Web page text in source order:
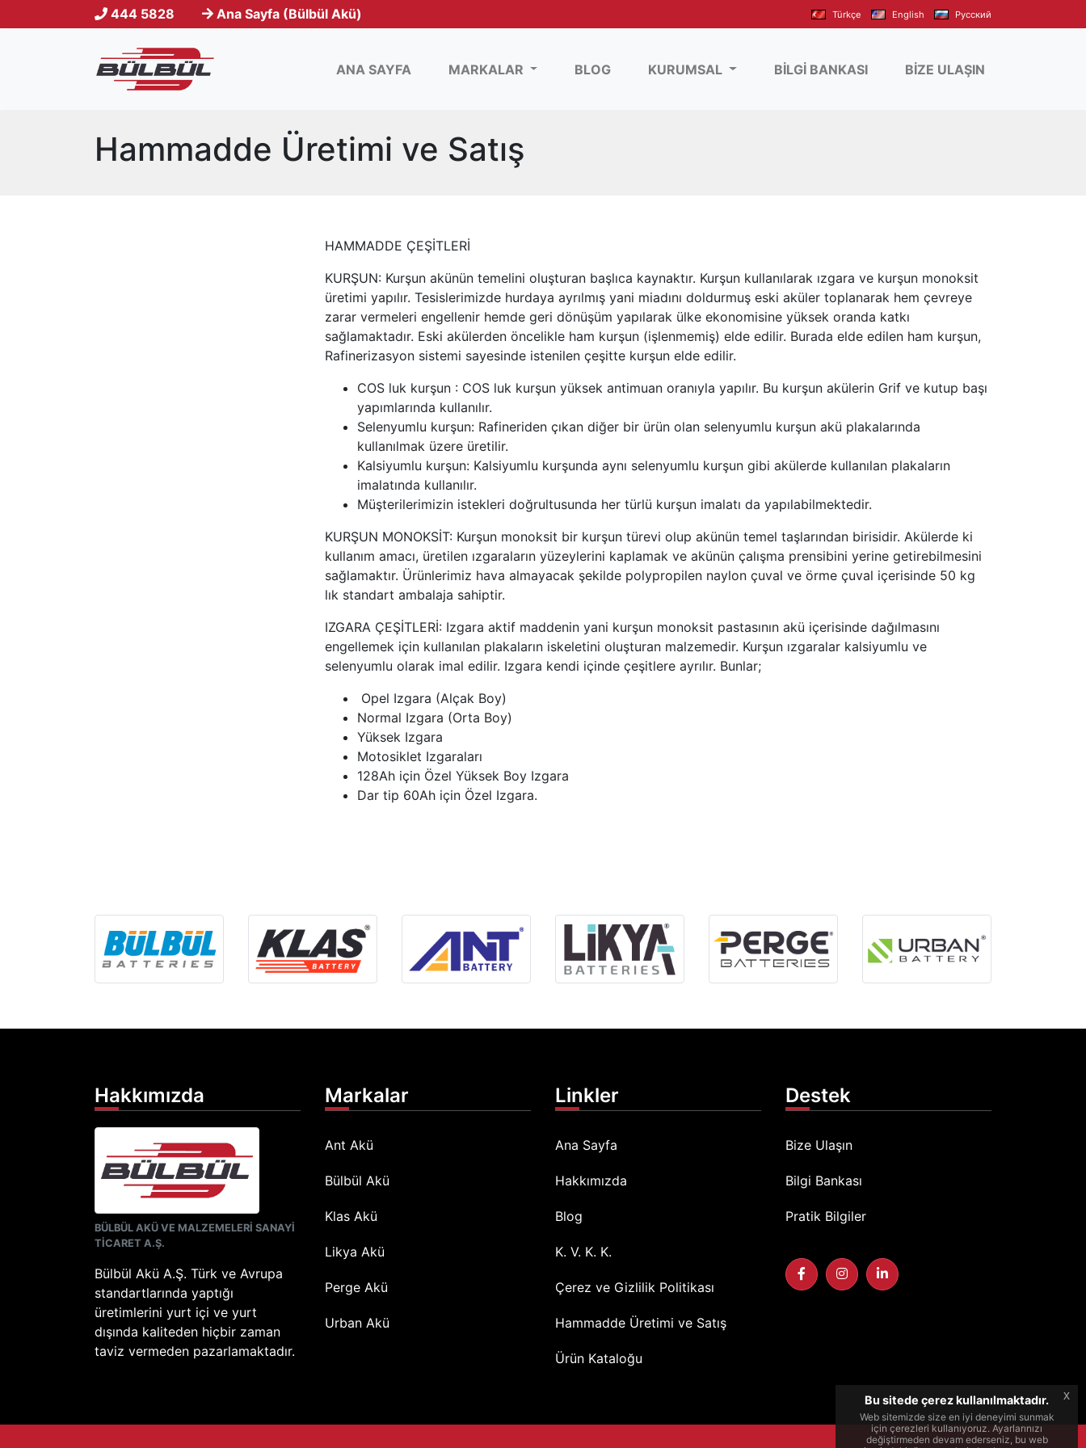
444 5828 Ana Sayfa (Bülbül Akü) Türkçe English Pусский
ANA SAYFA(current)MARKALAR BLOG KURUMSAL BİLGİ BANKASI BİZE ULAŞIN
Hammadde Üretimi ve Satış
HAMMADDE ÇEŞİTLERİ
KURŞUN: Kurşun akünün temelini oluşturan başlıca kaynaktır. Kurşun kullanılarak ızgara ve kurşun monoksit
üretimi yapılır. Tesislerimizde hurdaya ayrılmış yani miadını doldurmuş eski aküler toplanarak hem çevreye
zarar vermeleri engellenir hemde geri dönüşüm yapılarak ülke ekonomisine yüksek oranda katkı
sağlamaktadır. Eski akülerden öncelikle ham kurşun (işlenmemiş) elde edilir. Burada elde edilen ham kurşun,
Rafinerizasyon sistemi sayesinde istenilen çeşitte kurşun elde edilir.
COS luk kurşun : COS luk kurşun yüksek antimuan oranıyla yapılır. Bu kurşun akülerin Grif ve kutup başı
yapımlarında kullanılır.
Selenyumlu kurşun: Rafineriden çıkan diğer bir ürün olan selenyumlu kurşun akü plakalarında
kullanılmak üzere üretilir.
Kalsiyumlu kurşun: Kalsiyumlu kurşunda aynı selenyumlu kurşun gibi akülerde kullanılan plakaların
imalatında kullanılır.
Müşterilerimizin istekleri doğrultusunda her türlü kurşun imalatı da yapılabilmektedir.
KURŞUN MONOKSİT: Kurşun monoksit bir kurşun türevi olup akünün temel taşlarından birisidir. Akülerde ki
kullanım amacı, üretilen ızgaraların yüzeylerini kaplamak ve akünün çalışma prensibini yerine getirebilmesini
sağlamaktır. Ürünlerimiz hava almayacak şekilde polypropilen naylon çuval ve örme çuval içerisinde 50 kg
lık standart ambalaja sahiptir.
IZGARA ÇEŞİTLERİ: Izgara aktif maddenin yani kurşun monoksit pastasının akü içerisinde dağılmasını
engellemek için kullanılan plakaların iskeletini oluşturan malzemedir. Kurşun ızgaralar kalsiyumlu ve
selenyumlu olarak imal edilir. Izgara kendi içinde çeşitlere ayrılır. Bunlar;
Opel Izgara (Alçak Boy)
Normal Izgara (Orta Boy)
Yüksek Izgara
Motosiklet Izgaraları
128Ah için Özel Yüksek Boy Izgara
Dar tip 60Ah için Özel Izgara.
Hakkımızda
BÜLBÜL AKÜ VE MALZEMELERİ SANAYİ
TİCARET A.Ş.
Bülbül Akü A.Ş. Türk ve Avrupa
standartlarında yaptığı
üretimlerini yurt içi ve yurt
dışında kaliteden hiçbir zaman
taviz vermeden pazarlamaktadır.
Markalar
Ant Akü
Bülbül Akü
Klas Akü
Likya Akü
Perge Akü
Urban Akü
Linkler
Ana Sayfa
Hakkımızda
Blog
K. V. K. K.
Çerez ve Gizlilik Politikası
Hammadde Üretimi ve Satış
Ürün Kataloğu
Destek
Bize Ulaşın
Bilgi Bankası
Pratik Bilgiler
Bu sitede çerez kullanılmaktadır.
Web sitemizde size en iyi deneyimi sunmak
için çerezleri kullanıyoruz. Ayarlarınızı
değiştirmeden devam ederseniz, bu web
x